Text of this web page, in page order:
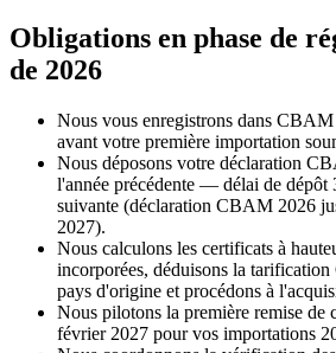
Obligations en phase de
de 2026
Nous vous enregistrons dans
avant votre première importation
Nous déposons votre déclaration
l'année précédente — délai de dépôt
suivante (déclaration CBAM 2026
2027).
Nous calculons les certificats à
incorporées, déduisons la tarification
pays d'origine et procédons à
Nous pilotons la première remise de
février 2027 pour vos importations